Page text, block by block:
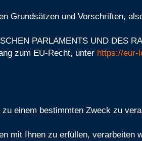
Grundsätzen und Vorschriften,
PARLAMENTS UND DES
zum EU-Recht, unter https://eur-
einem bestimmten Zweck zu
mit Ihnen zu erfüllen, verarbeiten